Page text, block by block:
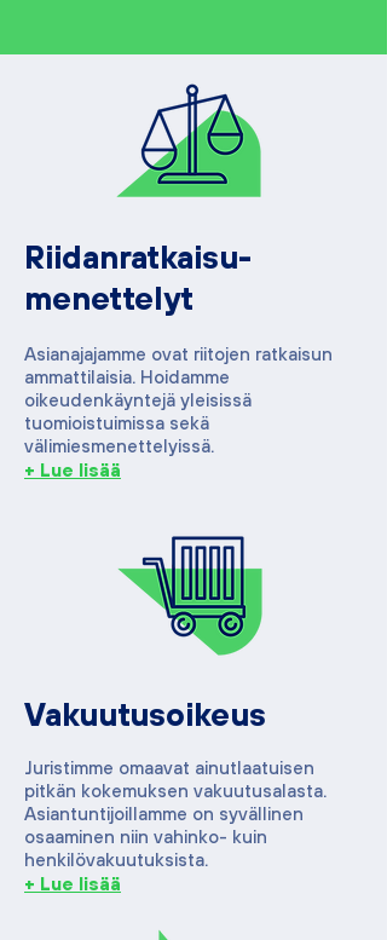
Riidanratkaisu-
menettelyt
Asianajajamme ovat riitojen ratkaisun
ammattilaisia. Hoidamme
oikeudenkäyntejä yleisissä
tuomioistuimissa sek­ä
välimiesmenettelyissä.
+ Lue lisää
Vakuutusoikeus
Juristimme omaavat ainutlaatuisen
pitkän kokemuksen vakuutusalasta.
Asiantuntijoillamme on syvällinen
osaaminen niin vahinko- kuin
henkilövakuutuksista.
+ Lue lisää